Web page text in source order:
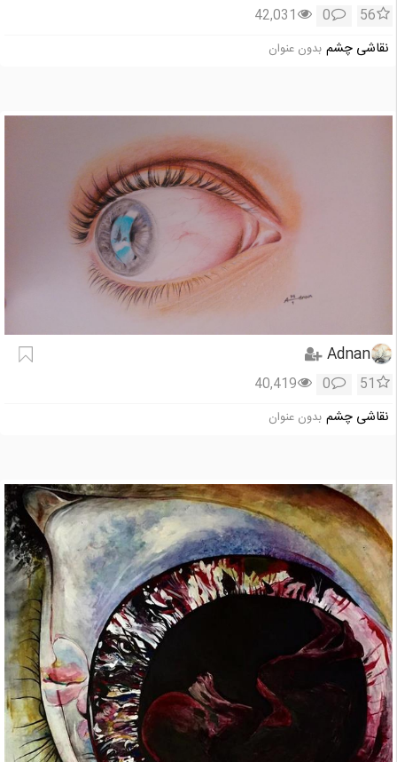
56
0
42,031
نقاشی چشم بدون عنوان
Adnan
51
0
40,419
نقاشی چشم بدون عنوان